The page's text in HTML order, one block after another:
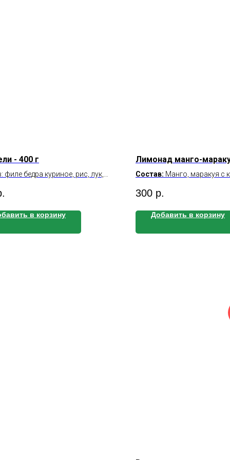
- 400 г
филе бедра куриное, рис, лук,
на 100 г: 154.6
в корзину
Лимонад манго-
Состав: Манго, маракуя с
Б/Ж/У на 100 г:
300 р.
Добавить в корзину